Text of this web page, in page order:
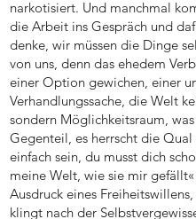
narkotisiert. Und manchmal
die Arbeit ins Gespräch und
denke, wir müssen die Dinge
von uns, denn das ehedem
einer Option gewichen, einer
Verhandlungssache, die Welt
sondern Möglichkeitsraum,
Gegenteil, es herrscht die
einfach sein, du musst dich
meine Welt, wie sie mir
Ausdruck eines
klingt nach der